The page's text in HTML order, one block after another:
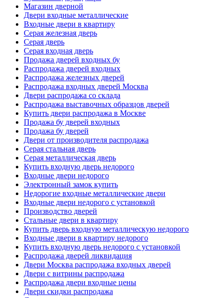
Магазин дверной
Двери входные металлические
Входные двери в квартиру
Серая железная дверь
Серая дверь
Серая входная дверь
Продажа дверей входных бу
Распродажа дверей входных
Распродажа железных дверей
Распродажа входных дверей Москва
Двери распродажа со склада
Распродажа выставочных образцов дверей
Купить двери распродажа в Москве
Продажа бу дверей входных
Продажа бу дверей
Двери от производителя распродажа
Серая стальная дверь
Серая металлическая дверь
Купить входную дверь недорого
Входные двери недорого
Электронный замок купить
Недорогие входные металлические двери
Входные двери недорого с установкой
Производство дверей
Стальные двери в квартиру
Купить дверь входную металлическую недорого
Входные двери в квартиру недорого
Купить входную дверь недорого с установкой
Распродажа дверей ликвидация
Двери Москва распродажа входных дверей
Двери с витрины распродажа
Распродажа двери входные цены
Двери скидки распродажа